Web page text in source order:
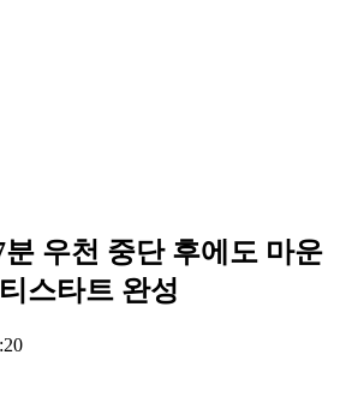
우천 중단 후에도 마운
스타트 완성